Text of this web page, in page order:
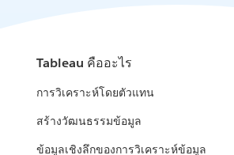
Tableau คืออะไร
การวิเคราะห์โดยตัวแทน
สร้างวัฒนธรรมข้อมูล
ข้อมูลเชิงลึกของการวิเคราะห์ข้อมูล